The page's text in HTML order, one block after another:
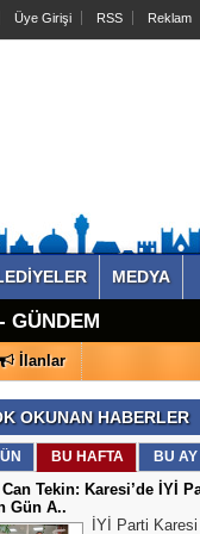
Üye Girişi RSS Reklam
MEDYA
BİR
-
-
Masaya
İnşa-
-
İlanlar
OKUNAN HABERLER
BU HAFTA BU AY
Tekin: Karesi’de İYİ
Gün A..
İYİ Parti